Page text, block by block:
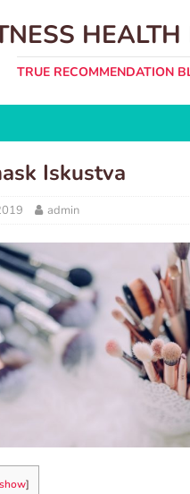
HEALTH
TRUE RECOMMENDATION
Iskustva
admin
show]